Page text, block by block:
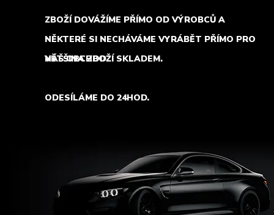
ZBOŽÍ DOVÁŽÍME PŘÍMO OD VÝROBCŮ A
NĚKTERÉ SI NECHÁVÁME VYRÁBĚT PŘÍMO PRO
NÁŠ OBCHOD.
VĚTŠINA ZBOŽÍ SKLADEM.
ODESÍLÁME DO 24HOD.